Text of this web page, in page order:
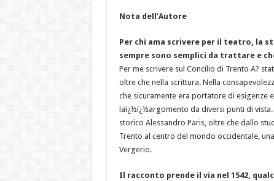
Nota dell’Autore
Per chi ama scrivere per il teatro, la
sempre sono semplici da trattare e
Per me scrivere sul Concilio di Trento A?
oltre che nella scrittura. Nella
che sicuramente era portatore di
laï¿½ï¿½argomento da diversi punti di
storico Alessandro Paris, oltre che dallo
Trento al centro del mondo occidentale,
Vergerio.
Il racconto prende il via nel 1542,